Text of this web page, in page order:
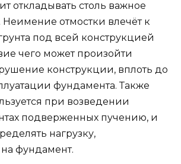
откладывать столь важное
Неимение отмостки влечёт к
под всей конструкцией
чего может произойти
конструкции, вплоть до
фундамента. Также
при возведении
подверженных пучению, и
нагрузку,
фундамент.